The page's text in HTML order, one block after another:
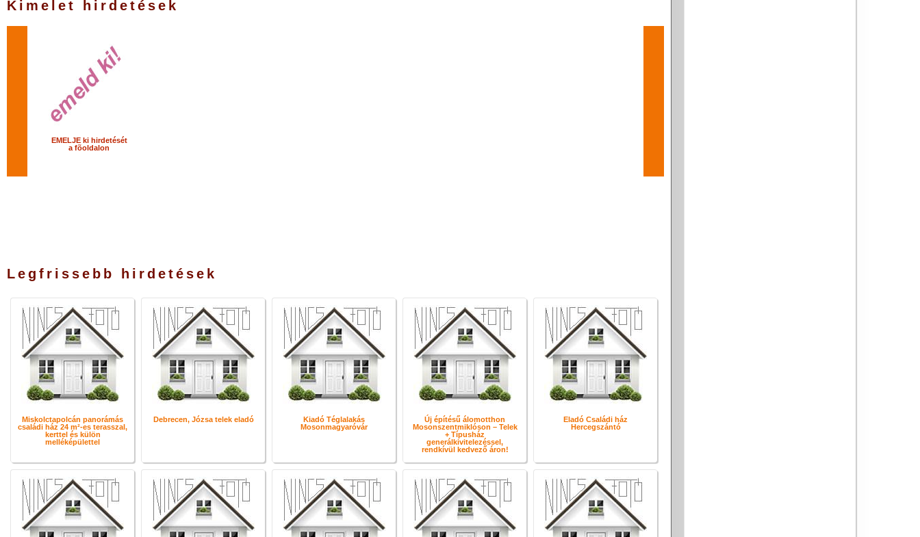
Kimelet hirdetések
EMELJE ki hirdetését
a fõoldalon
Legfrissebb hirdetések
Miskolctapolcán panorámás
családi ház 24 m²-es terasszal,
kerttel és külön
melléképülettel
Debrecen, Józsa telek eladó
Kiadó Téglalakás
Mosonmagyaróvár
Új építésű álomotthon
Mosonszentmiklóson – Telek
+ Típusház
generálkivitelezéssel,
rendkívül kedvező áron!
Eladó Családi ház
Hercegszántó